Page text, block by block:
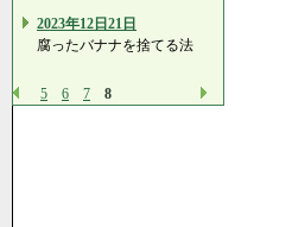
2023年12日21日
腐ったバナナを捨てる法
5 6 7 8